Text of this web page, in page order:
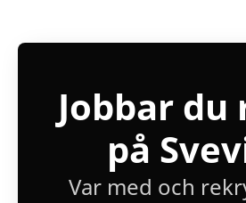
Jobbar du
på
Var med och